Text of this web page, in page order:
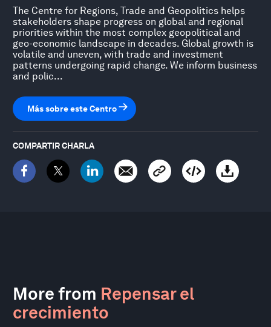
The Centre for Regions, Trade and Geopolitics helps
stakeholders shape progress on global and regional
priorities within the most complex geopolitical and
geo-economic landscape in decades. Global growth is
volatile and uneven, with trade and investment
patterns undergoing rapid change. We inform business
and polic...
Más sobre este Centro
COMPARTIR CHARLA
More from Repensar el
crecimiento